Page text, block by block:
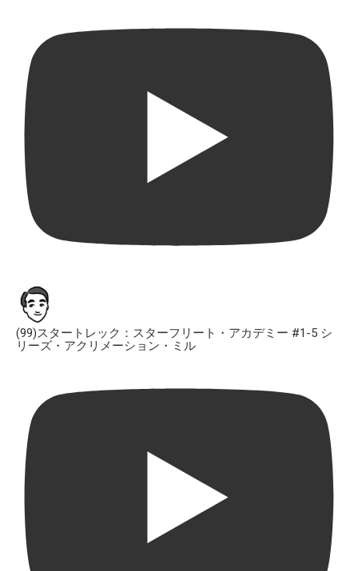
(99)スタートレック：スターフリート・アカデミー #1-5 シ
リーズ・アクリメーション・ミル